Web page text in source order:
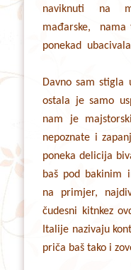
naviknuti na
mađarske, nama
ponekad
Davno sam stigla
ostala je samo
nam je
nepoznate i
poneka delicija
baš pod bakinim
na primjer,
čudesni kitnkez
Italije nazivaju
priča baš tako i